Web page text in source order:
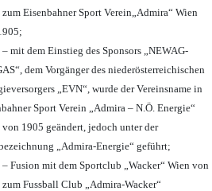
Eisenbahner Sport Verein„Admira“ Wien
– mit dem Einstieg des Sponsors „NEWAG-
dem Vorgänger des niederösterreichischen
„EVN“, wurde der Vereinsname in
Sport Verein „Admira – N.Ö. Energie“
von 1905 geändert, jedoch unter der
„Admira-Energie“ geführt;
– Fusion mit dem Sportclub „Wacker“ Wien von
zum Fussball Club „Admira-Wacker“